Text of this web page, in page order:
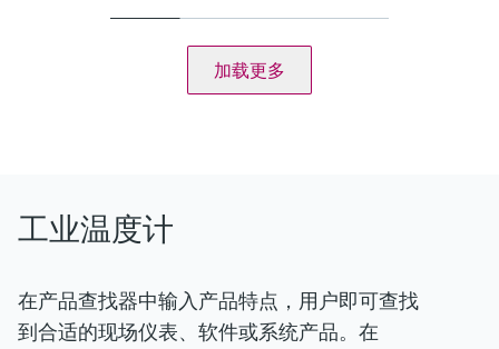
所需最大插入深度
最大30,000.00 mm (1.181.10'')
最大过程压力（静压）
所需最大插入深度
最大4,000.00 mm (157.48'')
加载更多
工业温度计
在产品查找器中输入产品特点，用户即可查找
到合适的现场仪表、软件或系统产品。在